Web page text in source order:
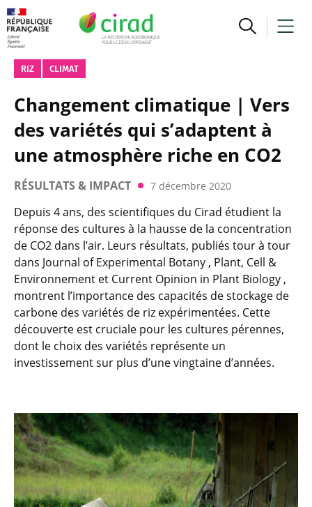
RIZ CLIMAT
Changement climatique | Vers
des variétés qui s’adaptent à
une atmosphère riche en CO2
RÉSULTATS & IMPACT 7 décembre 2020
Depuis 4 ans, des scientifiques du Cirad étudient la
réponse des cultures à la hausse de la concentration
de CO2 dans l’air. Leurs résultats, publiés tour à tour
dans Journal of Experimental Botany , Plant, Cell &
Environnement et Current Opinion in Plant Biology ,
montrent l’importance des capacités de stockage de
carbone des variétés de riz expérimentées. Cette
découverte est cruciale pour les cultures pérennes,
dont le choix des variétés représente un
investissement sur plus d’une vingtaine d’années.